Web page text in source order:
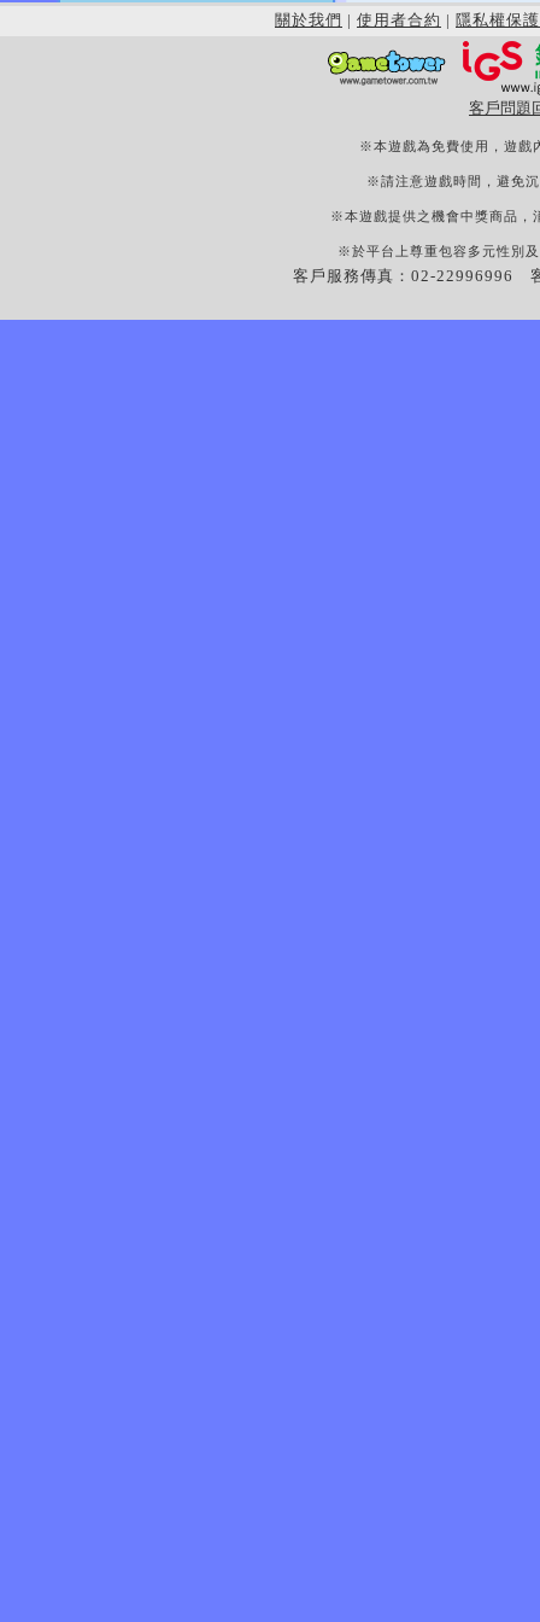
關於我們 | 使用者合約 | 隱私權保護
客戶問題
※本遊戲為免費使用，遊戲
※請注意遊戲時間，避免
※本遊戲提供之機會中獎商品，
※於平台上尊重包容多元性別
客戶服務傳真：02-22996996